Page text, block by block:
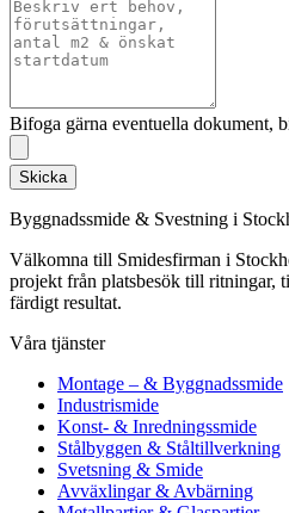
Bifoga gärna eventuella dokument,
Skicka
Byggnadssmide & Svestning i
Välkomna till Smidesfirman i
projekt från platsbesök till ritningar,
färdigt resultat.
Våra tjänster
Montage – & Byggnadssmide
Industrismide
Konst- & Inredningssmide
Stålbyggen & Ståltillverkning
Svetsning & Smide
Avväxlingar & Avbärning